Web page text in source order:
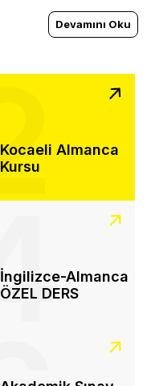
Devamını Oku
Kocaeli Almanca
Kursu
2
İngilizce-Almanca
ÖZEL DERS
4